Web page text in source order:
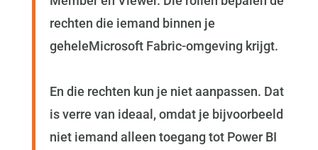
rechten die iemand binnen je
geheleMicrosoft Fabric-omgeving krijgt.
En die rechten kun je niet aanpassen. Dat
is verre van ideaal, omdat je bijvoorbeeld
niet iemand alleen toegang tot Power BI